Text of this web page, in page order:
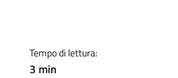
Tempo di lettura:
3 min